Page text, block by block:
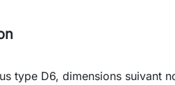
type D6, dimensions suivant